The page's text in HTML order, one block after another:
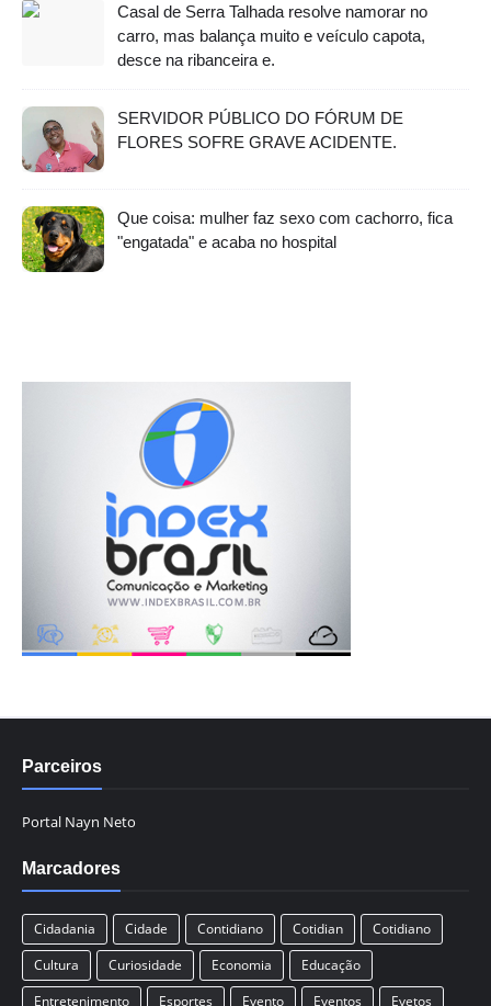
Casal de Serra Talhada resolve namorar no
carro, mas balança muito e veículo capota,
desce na ribanceira e.
SERVIDOR PÚBLICO DO FÓRUM DE
FLORES SOFRE GRAVE ACIDENTE.
Que coisa: mulher faz sexo com cachorro, fica
"engatada" e acaba no hospital
Parceiros
Portal Nayn Neto
Marcadores
Cidadania Cidade Contidiano Cotidian
Cotidiano
Cultura
Curiosidade Economia
Educação
Entretenimento
Esportes Evento Eventos Evetos